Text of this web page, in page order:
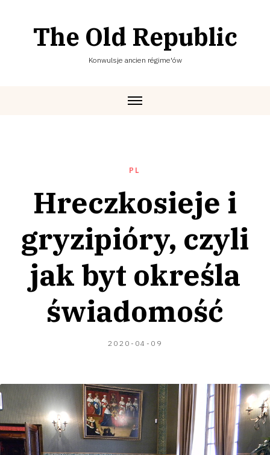
contentThe Old Republic
Konwulsje ancien régime'ów
PL
Hreczkosieje i
gryzipióry, czyli
jak byt określa
świadomość
2020-04-09